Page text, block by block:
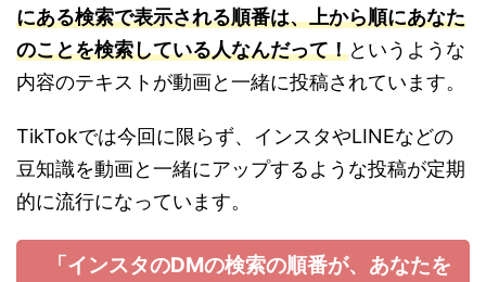
にある検索で表示される順番は、上から順にあなた
のことを検索している人なんだって！というような
内容のテキストが動画と一緒に投稿されています。
TikTokでは今回に限らず、インスタやLINEなどの
豆知識を動画と一緒にアップするような投稿が定期
的に流行になっています。
「インスタのDMの検索の順番が、あなたを